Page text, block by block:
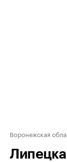
Воронежская